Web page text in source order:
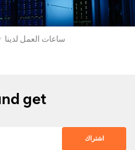
ساعات العمل لدينا
get